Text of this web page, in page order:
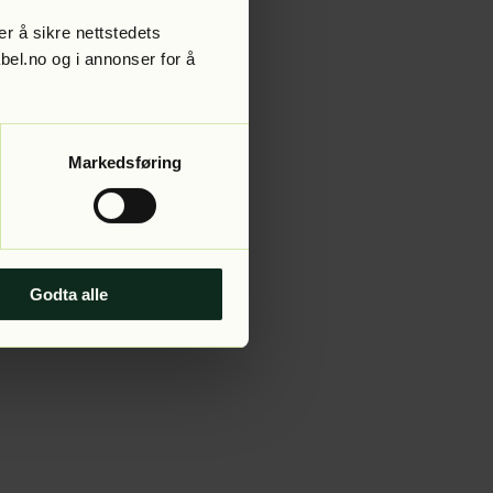
å sikre nettstedets
og i annonser for å
Markedsføring
Godta alle